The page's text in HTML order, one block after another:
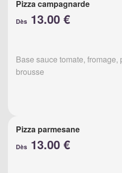
Pizza campagnarde
Dès 13.00 €
Base sauce tomate,
brousse
Pizza parmesane
Dès 13.00 €